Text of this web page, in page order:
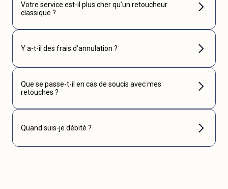
Votre service est-il plus cher qu’un retoucheur
classique ?
Y a-t-il des frais d’annulation ?
Que se passe-t-il en cas de soucis avec mes
retouches ?
Quand suis-je débité ?